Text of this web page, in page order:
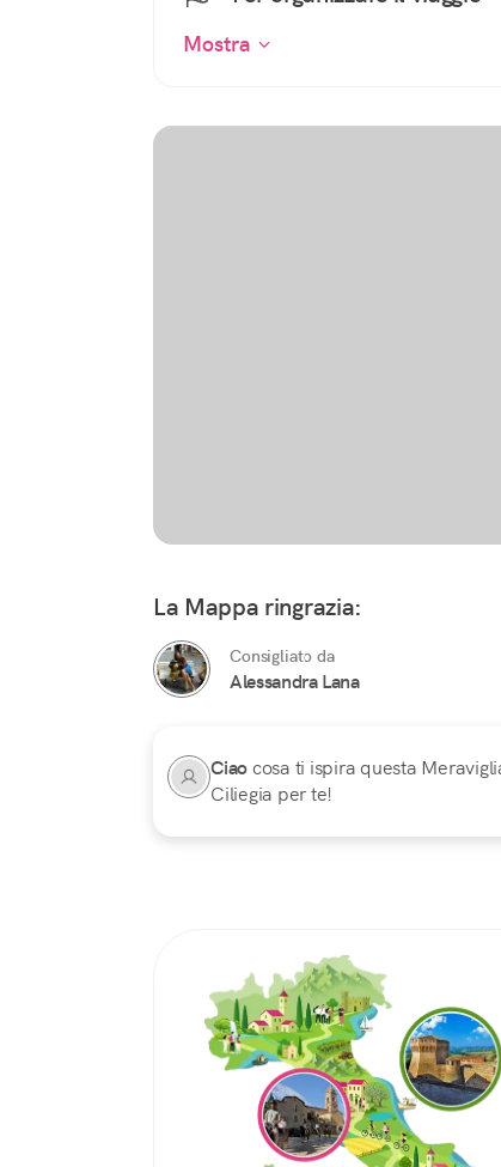
Mostra
La Mappa ringrazia:
Consigliato da
Alessandra Lana
Ciaocosa ti ispira questa
Ciliegia per te!